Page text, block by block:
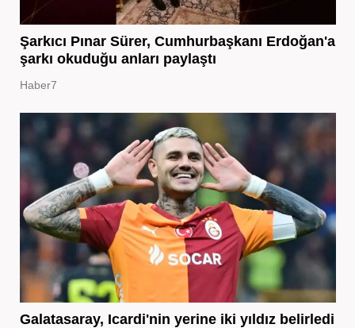
Şarkıcı Pınar Sürer, Cumhurbaşkanı Erdoğan'a
şarkı okuduğu anları paylaştı
Haber7
Galatasaray, Icardi'nin yerine iki yıldız belirledi